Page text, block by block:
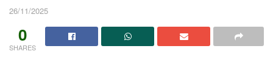
26/11/2025
0
SHARES